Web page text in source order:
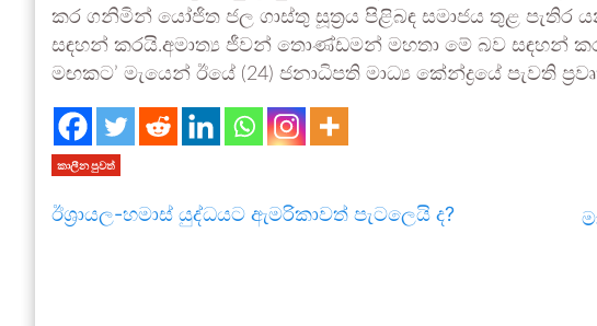
කර ගනිමින් යෝජිත ජල ගාස්තු සූත්‍රය පිළිබඳ සමාජය තුළ පැතිර
සඳහන් කරයි.අමාත්‍ය ජීවන් තොණ්ඩමන් මහතා මේ බව සඳහන්
මඟකට’ මැයෙන් ඊයේ (24) ජනාධිපති මාධ්‍ය කේන්ද්‍රයේ පැවති
කාලීන පුවත්
ඊශ්‍රායල-හමාස් යුද්ධයට ඇමරිකාවත් පැටලෙයි ද?